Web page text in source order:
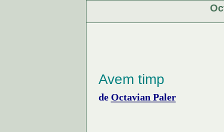
Avem timp
de Octavian Paler